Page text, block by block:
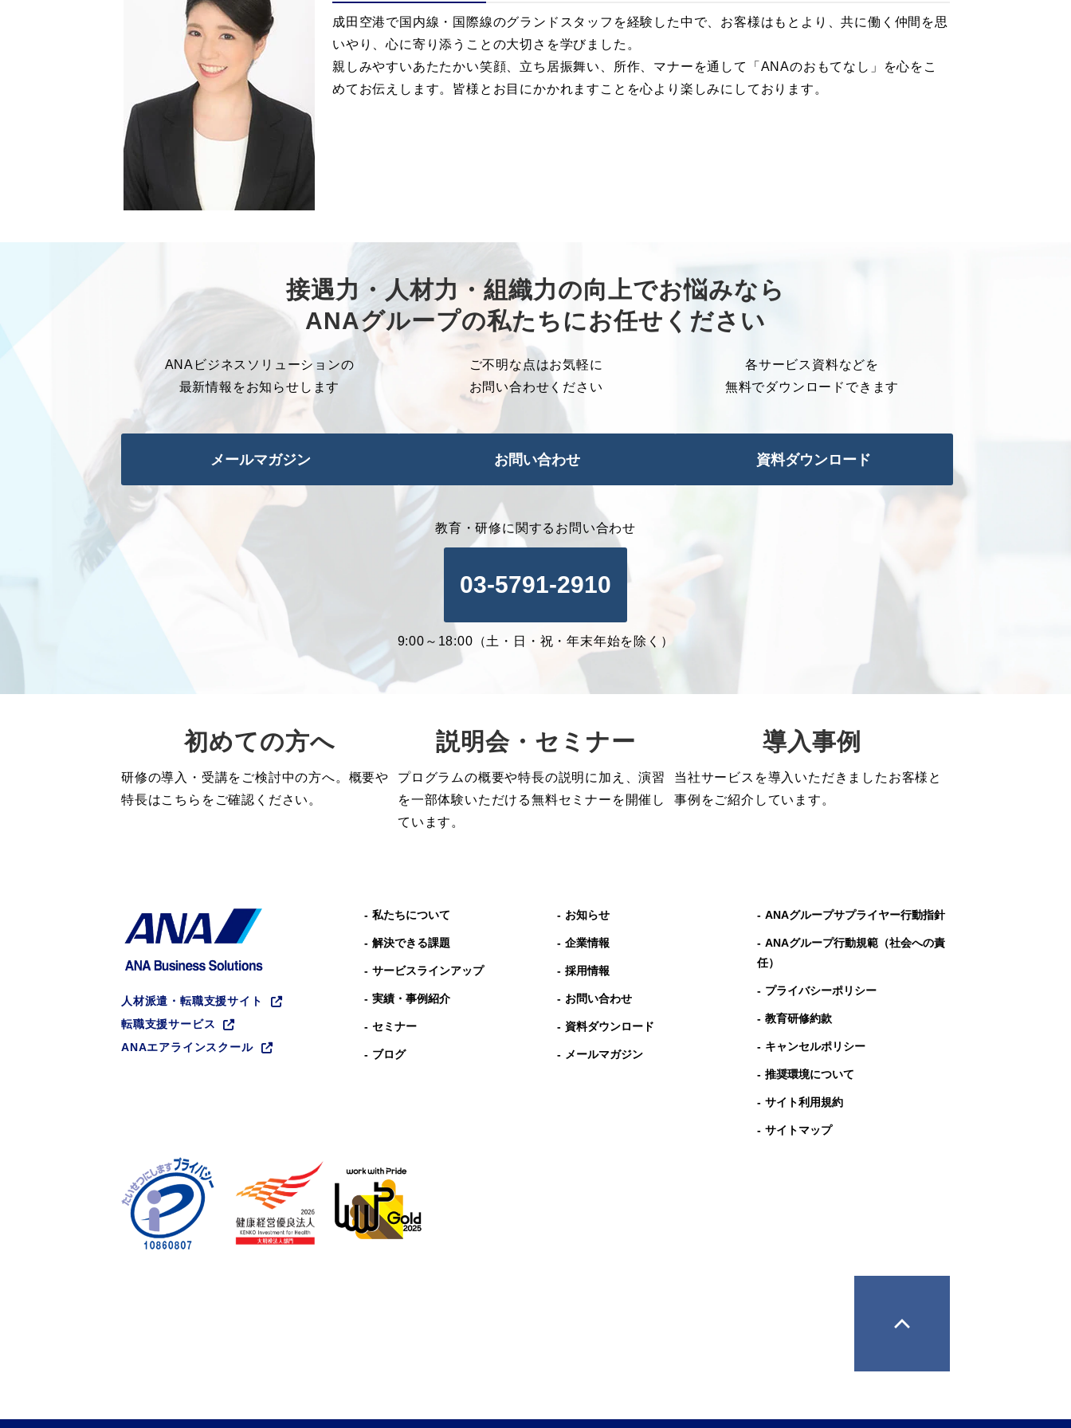
成田空港で国内線・国際線のグランドスタッフを経験した中で、お客様はもとより、共に働く仲間を思
いやり、心に寄り添うことの大切さを学びました。
親しみやすいあたたかい笑顔、立ち居振舞い、所作、マナーを通して「ANAのおもてなし」を心をこ
めてお伝えします。皆様とお目にかかれますことを心より楽しみにしております。
接遇力・人材力・組織力の向上でお悩みなら
ANAグループの私たちにお任せください
ANAビジネスソリューションの
最新情報をお知らせします
メールマガジン
ご不明な点はお気軽に
お問い合わせください
お問い合わせ
各サービス資料などを
無料でダウンロードできます
資料ダウンロード
教育・研修に関するお問い合わせ
03-5791-2910
9:00～18:00（土・日・祝・年末年始を除く）
初めての方へ
研修の導入・受講をご検討中の方へ。概要や
特長はこちらをご確認ください。
説明会・セミナー
プログラムの概要や特長の説明に加え、演習
を一部体験いただける無料セミナーを開催し
ています。
導入事例
当社サービスを導入いただきましたお客様と
事例をご紹介しています。
人材派遣・転職支援サイト
転職支援サービス
ANAエアラインスクール
私たちについて
解決できる課題
サービスラインアップ
実績・事例紹介
セミナー
ブログ
お知らせ
企業情報
採用情報
お問い合わせ
資料ダウンロード
メールマガジン
ANAグループサプライヤー行動指針
ANAグループ⾏動規範（社会への責
任）
プライバシーポリシー
教育研修約款
キャンセルポリシー
推奨環境について
サイト利用規約
サイトマップ